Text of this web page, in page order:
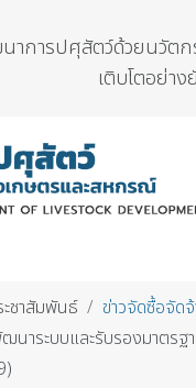
ารปศุสัตว์ด้วยนวัตกร
เติบโตอย่า
ะชาสัมพันธ์ ข่าวจัดซื้อจัด
าระบบและรับรองมาตรฐ